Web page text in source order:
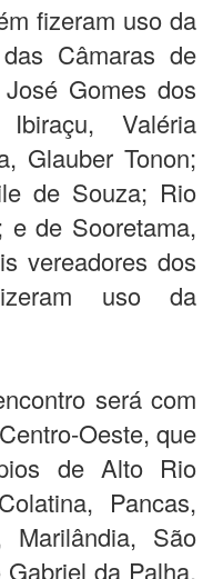
fizeram uso da
Câmaras de
Gomes dos
Valéria
Glauber Tonon;
de Souza; Rio
e de Sooretama,
vereadores dos
uso da
será com
Oeste, que
de Alto Rio
Pancas,
Marilândia, São
da Palha,